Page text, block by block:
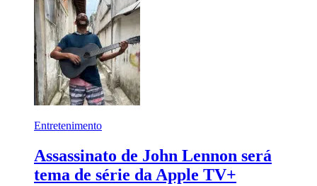
Entretenimento
Assassinato de John Lennon será
tema de série da Apple TV+